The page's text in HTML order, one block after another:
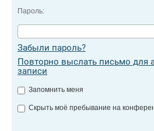
Пароль:
Забыли пароль?
Повторно выслать письмо для
записи
Запомнить меня
Скрыть моё пребывание на